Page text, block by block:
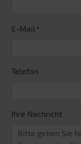
E-Mail
Telefon
Ihre Nachricht